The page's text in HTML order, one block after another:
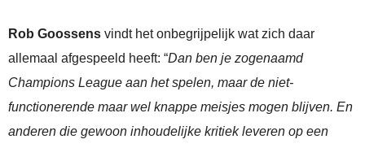
Rob Goossens vindt het onbegrijpelijk wat zich daar
allemaal afgespeeld heeft: “Dan ben je zogenaamd
Champions League aan het spelen, maar de niet-
functionerende maar wel knappe meisjes mogen blijven. En
anderen die gewoon inhoudelijke kritiek leveren op een